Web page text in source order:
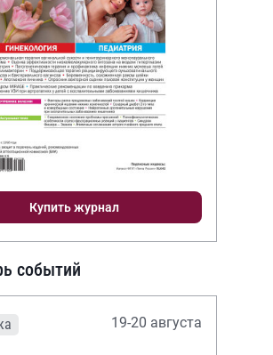
Купить журнал
событий
19-20 августа